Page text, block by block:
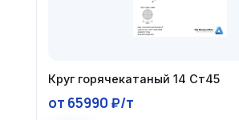
Круг горячекатаный 14 Ст45
от 65990 ₽/т